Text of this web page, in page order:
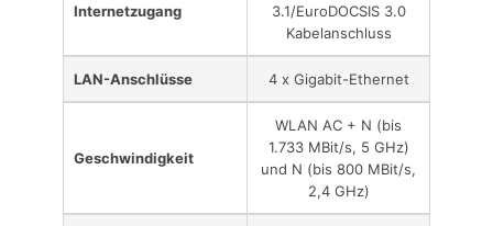
Internetzugang
3.1/EuroDOCSIS 3.0
Kabelanschluss
LAN-Anschlüsse 4 x Gigabit-Ethernet
Geschwindigkeit
WLAN AC + N (bis
1.733 MBit/s, 5 GHz)
und N (bis 800 MBit/s,
2,4 GHz)